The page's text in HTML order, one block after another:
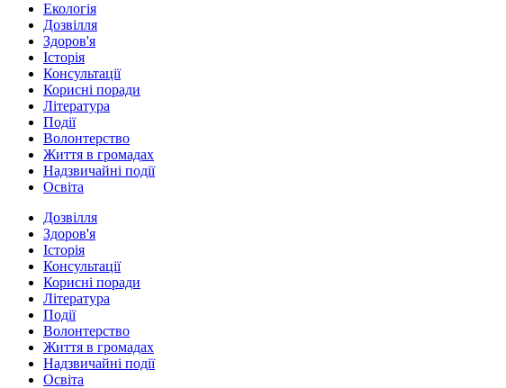
Екологія
Дозвілля
Здоров'я
Історія
Консультації
Корисні поради
Література
Події
Волонтерство
Життя в громадах
Надзвичайні події
Освіта
Дозвілля
Здоров'я
Історія
Консультації
Корисні поради
Література
Події
Волонтерство
Життя в громадах
Надзвичайні події
Освіта